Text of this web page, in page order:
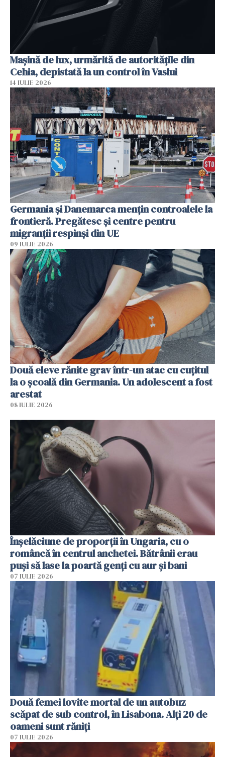
Mașină de lux, urmărită de autoritățile din
Cehia, depistată la un control în Vaslui
14 IULIE 2026
Germania și Danemarca mențin controalele la
frontieră. Pregătesc și centre pentru
migranții respinși din UE
09 IULIE 2026
Două eleve rănite grav într-un atac cu cuțitul
la o școală din Germania. Un adolescent a fost
arestat
08 IULIE 2026
Înșelăciune de proporții în Ungaria, cu o
româncă în centrul anchetei. Bătrânii erau
puși să lase la poartă genți cu aur și bani
07 IULIE 2026
Două femei lovite mortal de un autobuz
scăpat de sub control, în Lisabona. Alți 20 de
oameni sunt răniți
07 IULIE 2026